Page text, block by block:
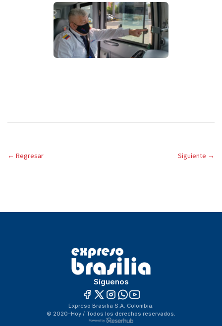
← Regresar Siguiente →
Síguenos
Expreso Brasilia S.A. Colombia.
© 2020–Hoy / Todos los derechos reservados.